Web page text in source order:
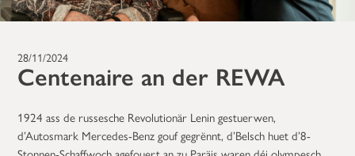
28/11/2024
Centenaire an der REWA
1924 ass de russesche Revolutionär Lenin gestuerwen,
d’Autosmark Mercedes-Benz gouf gegrënnt, d’Belsch huet d’8-